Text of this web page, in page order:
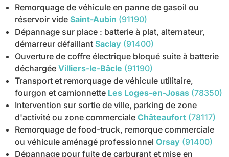
Remorquage de véhicule en panne de gasoil ou
réservoir vide Saint-Aubin (91190)
Dépannage sur place : batterie à plat, alternateur,
démarreur défaillant Saclay (91400)
Ouverture de coffre électrique bloqué suite à batterie
déchargée Villiers-le-Bâcle (91190)
Transport et remorquage de véhicule utilitaire,
fourgon et camionnette Les Loges-en-Josas (78350)
Intervention sur sortie de ville, parking de zone
d'activité ou zone commerciale Châteaufort (78117)
Remorquage de food-truck, remorque commerciale
ou véhicule aménagé professionnel Orsay (91400)
Dépannage pour fuite de carburant et mise en